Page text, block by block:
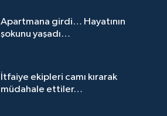
Apartmana girdi… Hayatının
şokunu yaşadı…
İtfaiye ekipleri camı kırarak
müdahale ettiler…